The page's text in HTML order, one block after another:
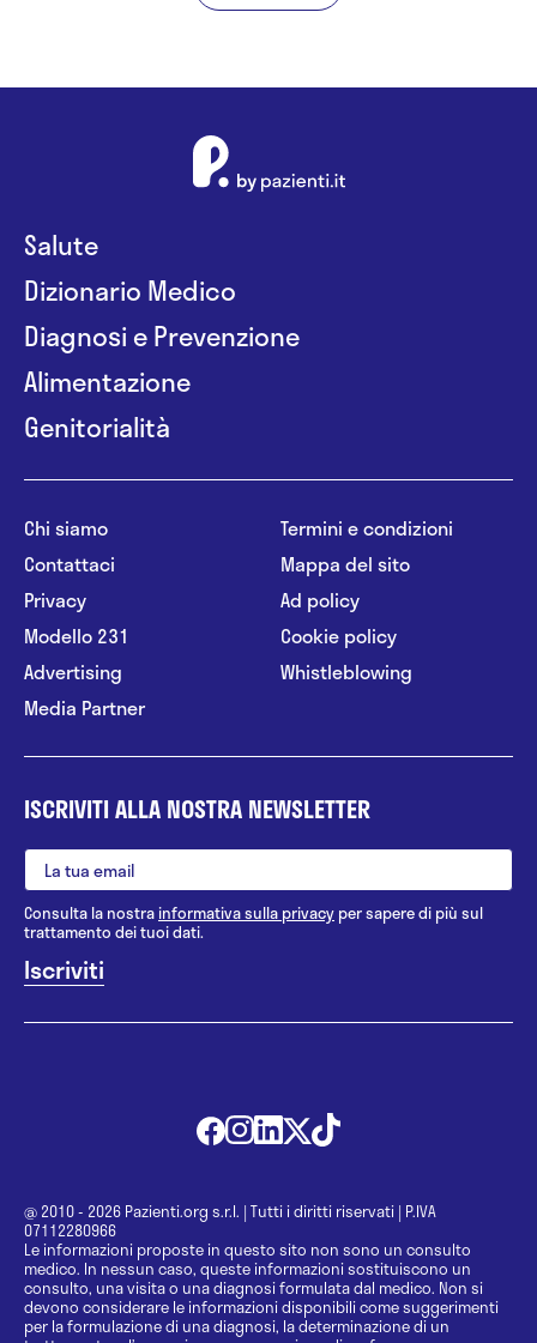
Salute
Dizionario Medico
Diagnosi e Prevenzione
Alimentazione
Genitorialità
Chi siamo
Contattaci
Privacy
Modello 231
Advertising
Media Partner
Termini e condizioni
Mappa del sito
Ad policy
Cookie policy
Whistleblowing
ISCRIVITI ALLA NOSTRA NEWSLETTER
Consulta la nostrainformativa sulla privacy per sapere di più sul
trattamento dei tuoi dati.
@ 2010 - 2026 Pazienti.org s.r.l. | Tutti i diritti riservati | P.IVA
07112280966
Le informazioni proposte in questo sito non sono un consulto
medico. In nessun caso, queste informazioni sostituiscono un
consulto, una visita o una diagnosi formulata dal medico. Non si
devono considerare le informazioni disponibili come suggerimenti
per la formulazione di una diagnosi, la determinazione di un